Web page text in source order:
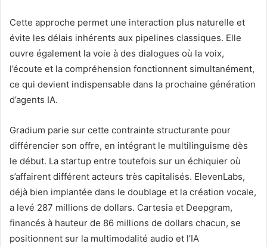
Cette approche permet une interaction plus naturelle et
évite les délais inhérents aux pipelines classiques. Elle
ouvre également la voie à des dialogues où la voix,
l’écoute et la compréhension fonctionnent simultanément,
ce qui devient indispensable dans la prochaine génération
d’agents IA.
Gradium parie sur cette contrainte structurante pour
différencier son offre, en intégrant le multilinguisme dès
le début. La startup entre toutefois sur un échiquier où
s’affairent différent acteurs très capitalisés. ElevenLabs,
déjà bien implantée dans le doublage et la création vocale,
a levé 287 millions de dollars. Cartesia et Deepgram,
financés à hauteur de 86 millions de dollars chacun, se
positionnent sur la multimodalité audio et l’IA